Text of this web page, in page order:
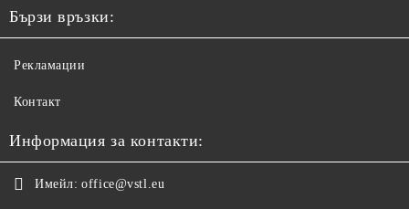
Бързи връзки:
Рекламации
Контакт
Информация за контакти:
Имейл: office@vstl.eu